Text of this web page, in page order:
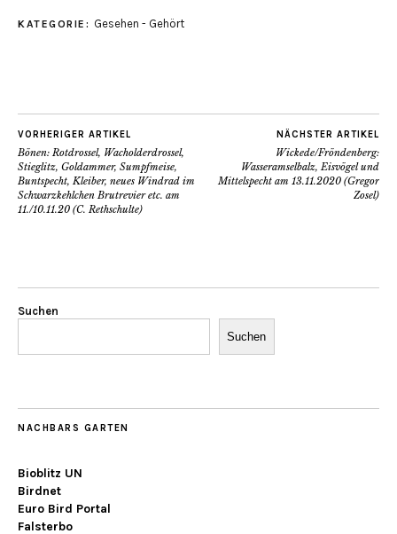
KATEGORIE: Gesehen - Gehört
VORHERIGER ARTIKEL
Bönen: Rotdrossel, Wacholderdrossel,
Stieglitz, Goldammer, Sumpfmeise,
Buntspecht, Kleiber, neues Windrad im
Schwarzkehlchen Brutrevier etc. am
11./10.11.20 (C. Rethschulte)
NÄCHSTER ARTIKEL
Wickede/Fröndenberg:
Wasseramselbalz, Eisvögel und
Mittelspecht am 13.11.2020 (Gregor
Zosel)
Suchen
Suchen
NACHBARS GARTEN
Bioblitz UN
Birdnet
Euro Bird Portal
Falsterbo